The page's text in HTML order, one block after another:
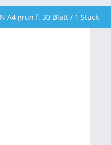
A4 grün f. 30 Blatt / 1 Stück